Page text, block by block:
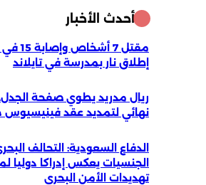
أحدث الأخبار
مقتل 7
إطلاق نار بمدرسة في تايلاند
ريال مدريد يطوي صفحة
نهائي لتمديد عقد فينيسيوس
الدفاع السعودية: التحالف
الجنسيات يعكس إدراكا دوليا
تهديدات الأمن البحري